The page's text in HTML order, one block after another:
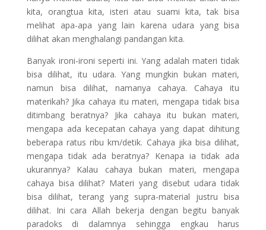
kita, orangtua kita, isteri atau suami kita, tak bisa
melihat apa-apa yang lain karena udara yang bisa
dilihat akan menghalangi pandangan kita.
Banyak ironi-ironi seperti ini. Yang adalah materi tidak
bisa dilihat, itu udara. Yang mungkin bukan materi,
namun bisa dilihat, namanya cahaya. Cahaya itu
materikah? Jika cahaya itu materi, mengapa tidak bisa
ditimbang beratnya? Jika cahaya itu bukan materi,
mengapa ada kecepatan cahaya yang dapat dihitung
beberapa ratus ribu km/detik. Cahaya jika bisa dilihat,
mengapa tidak ada beratnya? Kenapa ia tidak ada
ukurannya? Kalau cahaya bukan materi, mengapa
cahaya bisa dilihat? Materi yang disebut udara tidak
bisa dilihat, terang yang supra-material justru bisa
dilihat. Ini cara Allah bekerja dengan begitu banyak
paradoks di dalamnya sehingga engkau harus